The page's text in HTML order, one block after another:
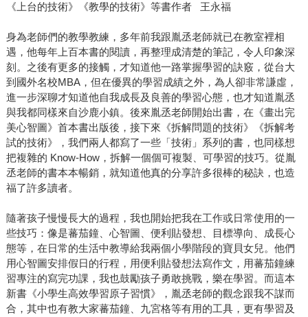
《上台的技術》《教學的技術》等書作者 王永福
身為老師們的教學教練，多年前我跟胤丞老師就已在教室裡相
遇，他每年上百本書的閱讀，再整理成清楚的筆記，令人印象深
刻。之後有更多的接觸，才知道他一路掌握學習的訣竅，從台大
到國外名校MBA，但在優異的學習成績之外，為人卻非常謙虛，
進一步深聊才知道他自我成長及良善的學習心態，也才知道胤丞
與我都同樣來自沙鹿小鎮。後來胤丞老師開始出書，在《畫出完
美心智圖》首本書出版後，接下來《拆解問題的技術》《拆解考
試的技術》，我們兩人都寫了一些「技術」系列的書，也同樣想
把複雜的 Know-How，拆解一個個可複製、可學習的技巧。從胤
丞老師的書本本暢銷，就知道他真的分享許多很棒的秘訣，也造
福了許多讀者。
隨著孩子慢慢長大的過程，我也開始把我在工作或日常使用的一
些技巧：像是蕃茄鐘、心智圖、便利貼發想、目標導向、成長心
態等，在日常的生活中教導給我兩個小學階段的寶貝女兒。他們
用心智圖安排假日的行程，用便利貼發想法寫作文，用蕃茄鐘練
習專注的寫完功課，我也鼓勵孩子勇敢挑戰，樂在學習。而這本
新書《小學生高效學習原子習慣》，胤丞老師的觀念跟我不謀而
合，其中也有教大家蕃茄鐘、九宮格等有用的工具，更有學習及